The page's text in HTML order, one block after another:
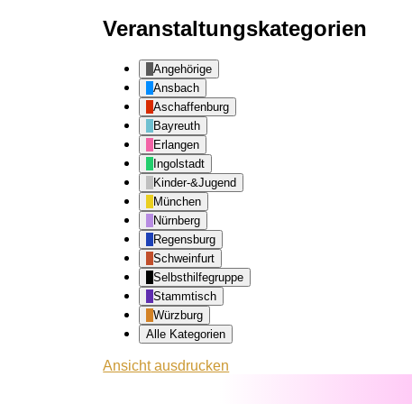
Veranstaltungskategorien
Angehörige
Ansbach
Aschaffenburg
Bayreuth
Erlangen
Ingolstadt
Kinder-&Jugend
München
Nürnberg
Regensburg
Schweinfurt
Selbsthilfegruppe
Stammtisch
Würzburg
Alle Kategorien
Ansichtausdrucken